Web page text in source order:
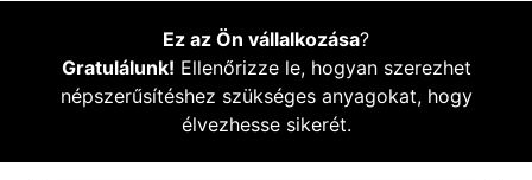
Ez az Ön vállalkozása?
Gratulálunk! Ellenőrizze le, hogyan szerezhet
népszerűsítéshez szükséges anyagokat, hogy
élvezhesse sikerét.